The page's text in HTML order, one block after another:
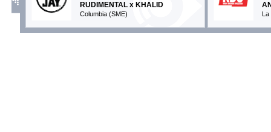
RUDIMENTAL x KHALID
Columbia (SME) La